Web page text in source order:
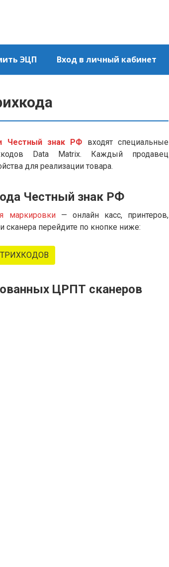
ЭЦП Вход в личный кабинет
Честный знак РФ входят специальные
Data Matrix. Каждый продавец
для реализации товара.
Честный знак РФ
маркировки— онлайн касс, принтеров,
сканера перейдите по кнопке ниже:
ЦРПТ сканеров